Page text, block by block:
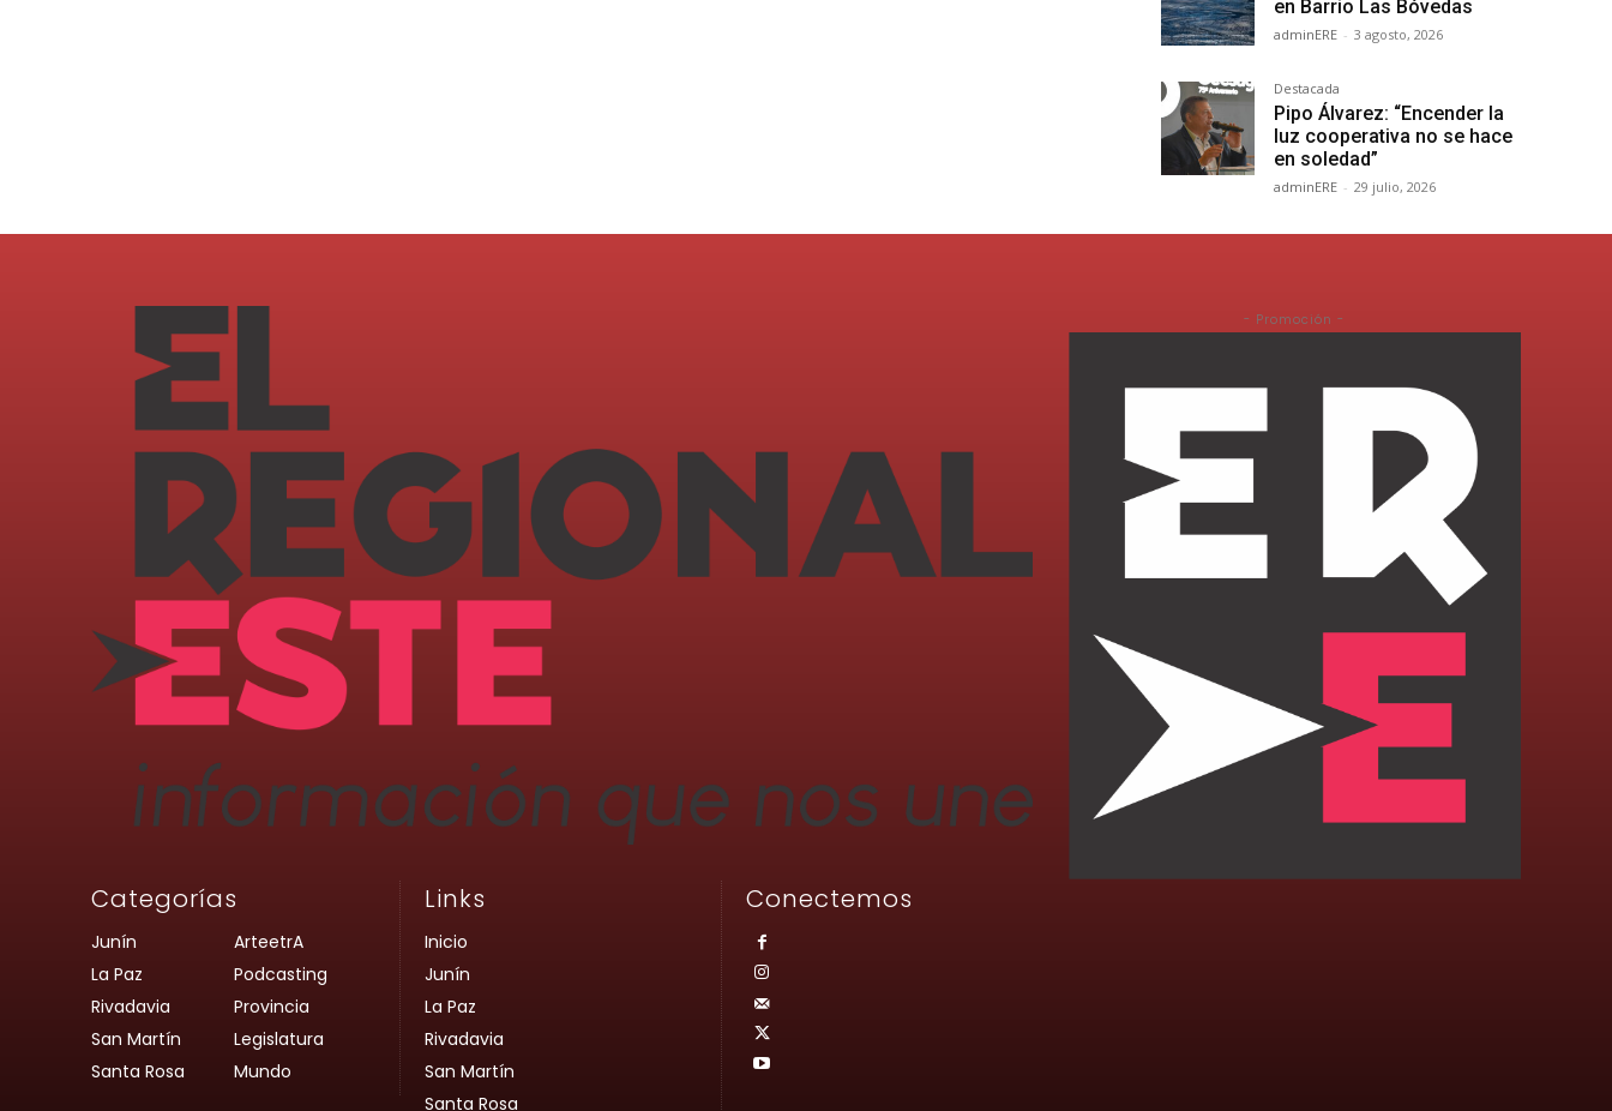
en Barrio Las Bóvedas
adminERE - 3 agosto, 2026
Destacada
Pipo Álvarez: “Encender la
luz cooperativa no se hace
en soledad”
adminERE - 29 julio, 2026
Categorías
Junín
La Paz
Rivadavia
San Martín
Santa Rosa
ArteetrA
Podcasting
Provincia
Legislatura
Mundo
Links
Inicio
Junín
La Paz
Rivadavia
San Martín
Santa Rosa
Conectemos
- Promoción -